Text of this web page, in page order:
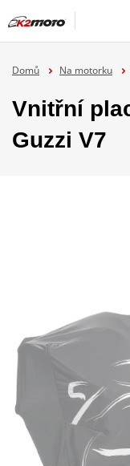
Domů Na motorku
Vnitřní
Guzzi V7